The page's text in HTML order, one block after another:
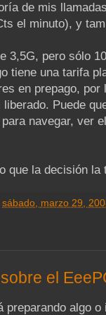
de mis
el minuto), y
3,5G, pero sólo
tiene una tarifa
en prepago,
Puede
navegar, ver
que la decisión la
sábado, marzo 29,
el
preparando algo